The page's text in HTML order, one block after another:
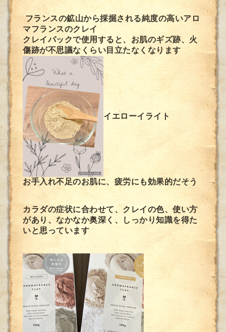
フランスの鉱山から採掘される純度の高いアロ
マフランスのクレイ
クレイパックで使用すると、お肌のギズ跡、火
傷跡が不思議なくらい目立たなくなります
イエローイライト
お手入れ不足のお肌に、疲労にも効果的だそう
カラダの症状に合わせて、クレイの色、使い方
があり、なかなか奥深く、しっかり知識を得た
いと思っています